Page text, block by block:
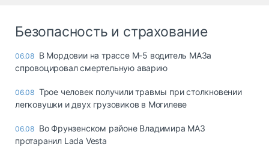
Безопасность и страхование
06.08 В Мордовии на трассе М-5 водитель МАЗа
спровоцировал смертельную аварию
06.08 Трое человек получили травмы при столкновении
легковушки и двух грузовиков в Могилеве
06.08 Во Фрунзенском районе Владимира МАЗ
протаранил Lada Vesta